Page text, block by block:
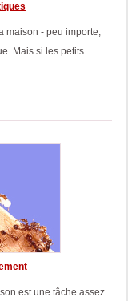
maison - peu importe,
Mais si les petits
est une tâche assez